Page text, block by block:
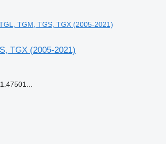
TGM, TGS, TGX (2005-2021)
TGX (2005-2021)